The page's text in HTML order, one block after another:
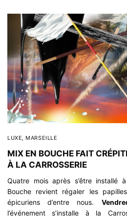
LUXE, MARSEILLE
MIX EN BOUCHE FAIT
À LA CARROSSERIE
Quatre mois après s’être installé
Bouche revient régaler les
épicuriens d’entre nous.
l’événement s’installe à la